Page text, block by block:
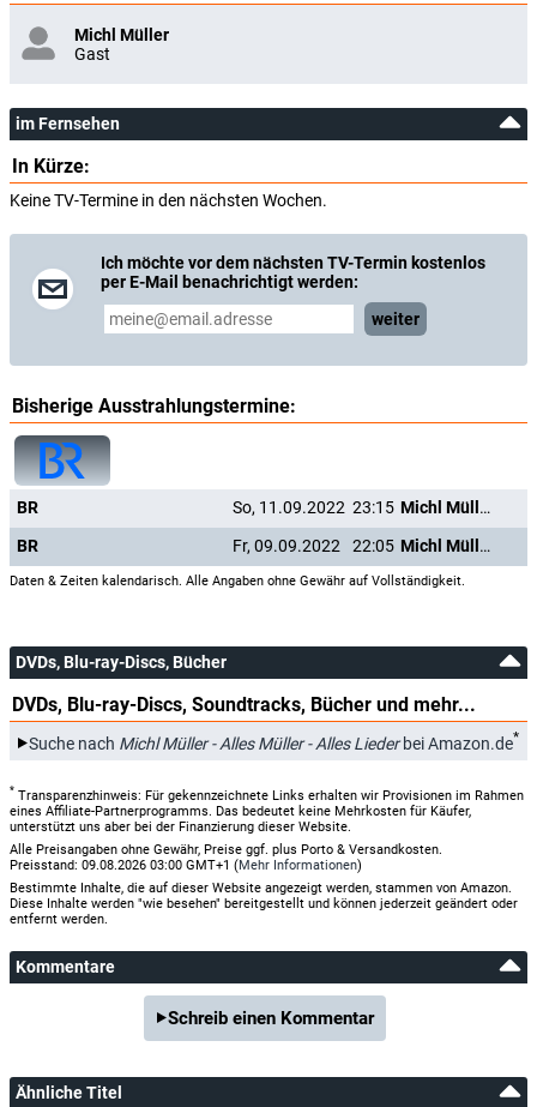
Michl Müller
Gast
im Fernsehen
In Kürze:
Keine TV-Termine in den nächsten Wochen.
Ich möchte vor dem nächsten TV-Termin kostenlos
per E-Mail benachrichtigt werden:
weiter
Bisherige Ausstrahlungstermine:
BR So, 11.09.2022 23:15
Michl Müller - Alles Müller - Alles Lieder
BR
Fr, 09.09.2022 22:05 Michl Müller - Alles Müller - Alles Lieder
Daten & Zeiten kalendarisch. Alle Angaben ohne Gewähr auf Vollständigkeit.
DVDs, Blu-ray-Discs, Bücher
DVDs, Blu-ray-Discs, Soundtracks, Bücher und mehr...
Suche nach Michl Müller - Alles Müller - Alles Liederbei Amazon.de*
* Transparenzhinweis: Für gekennzeichnete Links erhalten wir Provisionen im Rahmen
eines Affiliate-Partnerprogramms. Das bedeutet keine Mehrkosten für Käufer,
unterstützt uns aber bei der Finanzierung dieser Website.
Alle Preisangaben ohne Gewähr, Preise ggf. plus Porto & Versandkosten.
Preisstand: 09.08.2026 03:00 GMT+1 (Mehr Informationen)
Bestimmte Inhalte, die auf dieser Website angezeigt werden, stammen von Amazon.
Diese Inhalte werden "wie besehen" bereitgestellt und können jederzeit geändert oder
entfernt werden.
Kommentare
Schreib einen Kommentar
Ähnliche Titel